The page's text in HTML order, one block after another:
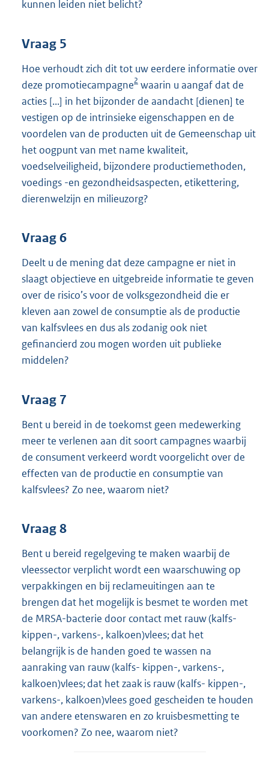
kunnen leiden niet belicht?
Vraag 5
Hoe verhoudt zich dit tot uw eerdere informatie over
deze promotiecampagne2 waarin u aangaf dat de
acties [...] in het bijzonder de aandacht [dienen] te
vestigen op de intrinsieke eigenschappen en de
voordelen van de producten uit de Gemeenschap uit
het oogpunt van met name kwaliteit,
voedselveiligheid, bijzondere productiemethoden,
voedings -en gezondheidsaspecten, etikettering,
dierenwelzijn en milieuzorg?
Vraag 6
Deelt u de mening dat deze campagne er niet in
slaagt objectieve en uitgebreide informatie te geven
over de risico’s voor de volksgezondheid die er
kleven aan zowel de consumptie als de productie
van kalfsvlees en dus als zodanig ook niet
gefinancierd zou mogen worden uit publieke
middelen?
Vraag 7
Bent u bereid in de toekomst geen medewerking
meer te verlenen aan dit soort campagnes waarbij
de consument verkeerd wordt voorgelicht over de
effecten van de productie en consumptie van
kalfsvlees? Zo nee, waarom niet?
Vraag 8
Bent u bereid regelgeving te maken waarbij de
vleessector verplicht wordt een waarschuwing op
verpakkingen en bij reclameuitingen aan te
brengen dat het mogelijk is besmet te worden met
de MRSA-bacterie door contact met rauw (kalfs-
kippen-, varkens-, kalkoen)vlees; dat het
belangrijk is de handen goed te wassen na
aanraking van rauw (kalfs- kippen-, varkens-,
kalkoen)vlees; dat het zaak is rauw (kalfs- kippen-,
varkens-, kalkoen)vlees goed gescheiden te houden
van andere etenswaren en zo kruisbesmetting te
voorkomen? Zo nee, waarom niet?